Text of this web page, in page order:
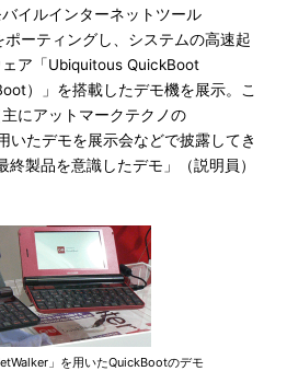
イルインターネットツール
ポーティングし、システムの高速起
ア「Ubiquitous QuickBoot
）」を搭載したデモ機を展示。こ
にアットマークテクノの
いたデモを展示会などで披露してき
終製品を意識したデモ」（説明員）
」を用いたQuickBootのデモ